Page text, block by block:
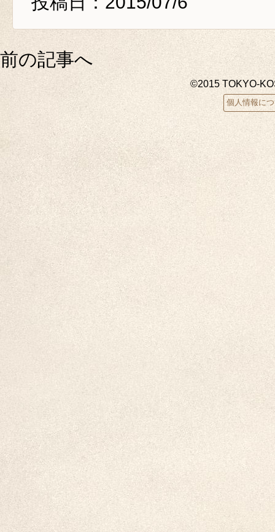
前の記事へ
©2015 TOKYO-
個人情報に